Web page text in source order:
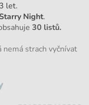
let.
Starry Night.
30 listů.
nemá strach vyčnívat